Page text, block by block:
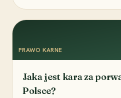
PRAWO KARNE
Jaka jest kara za
Polsce?